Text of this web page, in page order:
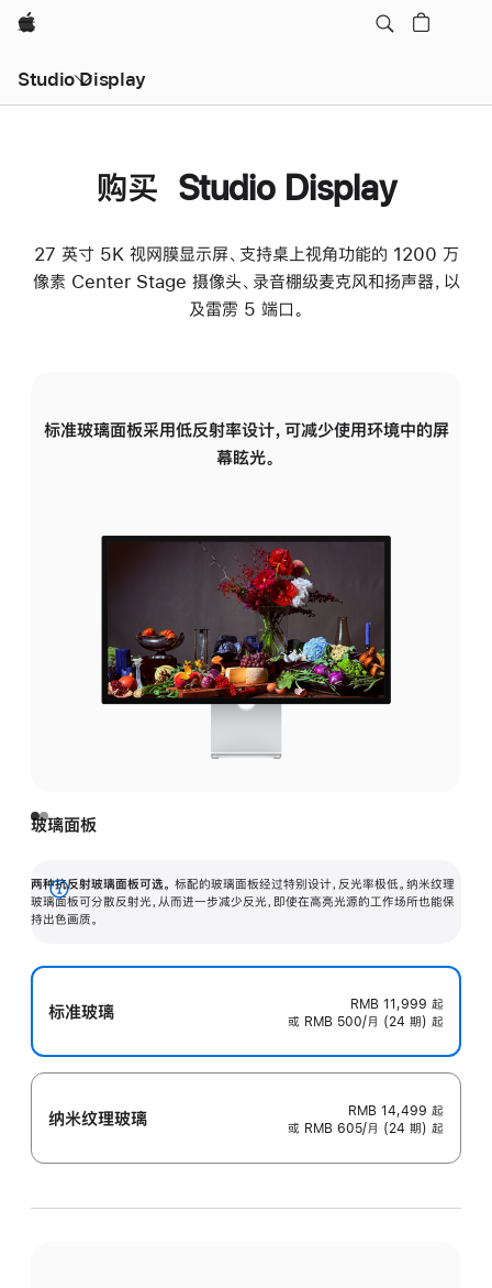
Apple
Studio Display
购买 Studio Display
27 英寸 5K 视网膜显示屏、支持桌上视角功能的 1200 万
像素 Center Stage 摄像头、录音棚级麦克风和扬声器，以
及雷雳 5 端口。
标准玻璃面板采用低反射率设计，可减少使用环境中的屏
幕眩光。
玻璃面板
两种抗反射玻璃面板可选。 标配的玻璃面板经过特别设计，反光率极低。纳米纹理
玻璃面板可分散反射光，从而进一步减少反光，即使在高亮光源的工作场所也能保
持出色画质。
展
开
标准玻璃 RMB 11,999 起
或 RMB 500/月 (24 期) 起
纳米纹理玻璃 RMB 14,499 起
或 RMB 605/月 (24 期) 起